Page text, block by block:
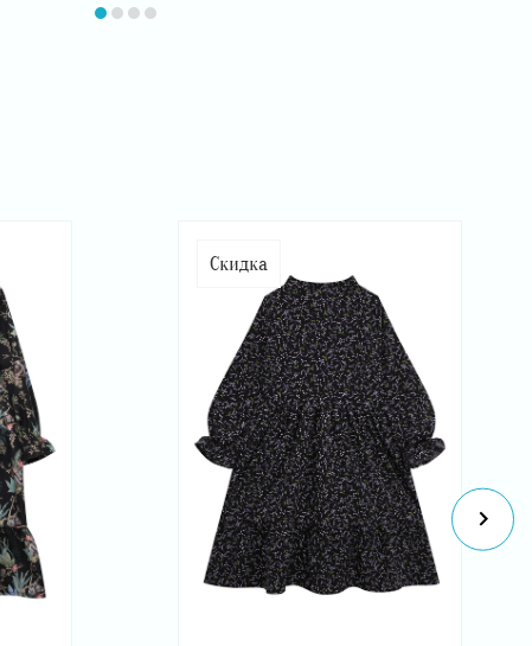
itemitemitemitem
Скидка